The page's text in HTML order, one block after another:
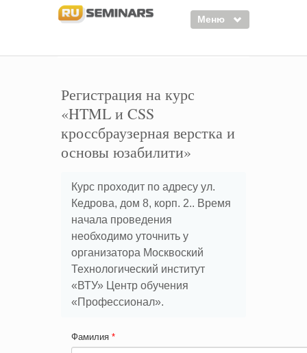
Меню
Курсы
Тренинги
Организаторы
Войти
Регистрация
Регистрация на курс
«HTML и CSS
кроссбраузерная верстка и
основы юзабилити»
Курс проходит по адресу ул.
Кедрова, дом 8, корп. 2.. Время
начала проведения
необходимо уточнить у
организатора Москвоский
Технологический институт
«ВТУ» Центр обучения
«Профессионал».
Фамилия *